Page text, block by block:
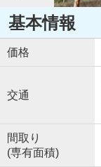
基本情報
価格
交通
間取り
(専有面積)